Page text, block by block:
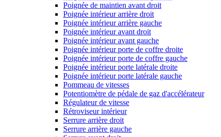
Poignée de maintien avant droit
Poignée intérieur arrière droit
Poignée intérieur arrière gauche
Poignée intérieur avant droit
Poignée intérieur avant gauche
Poignée intérieur porte de coffre droite
Poignée intérieur porte de coffre gauche
Poignée intérieur porte latérale droite
Poignée intérieur porte latérale gauche
Pommeau de vitesses
Potentiomètre de pédale de gaz d'accélérateur
Régulateur de vitesse
Rétroviseur intérieur
Serrure arrière droit
Serrure arrière gauche